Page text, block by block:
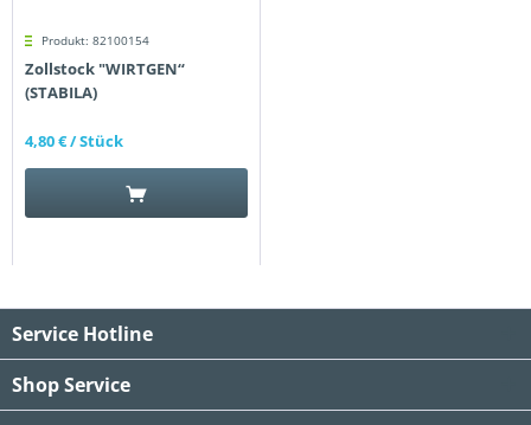
Produkt: 82100154
Zollstock "WIRTGEN“
(STABILA)
4,80 €/ Stück
Service Hotline
Shop Service